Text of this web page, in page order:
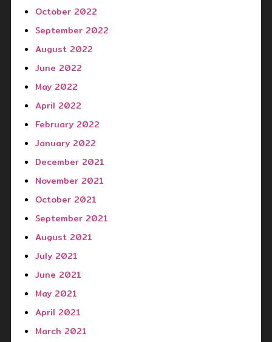
October 2022
September 2022
August 2022
June 2022
May 2022
April 2022
February 2022
January 2022
December 2021
November 2021
October 2021
September 2021
August 2021
July 2021
June 2021
May 2021
April 2021
March 2021